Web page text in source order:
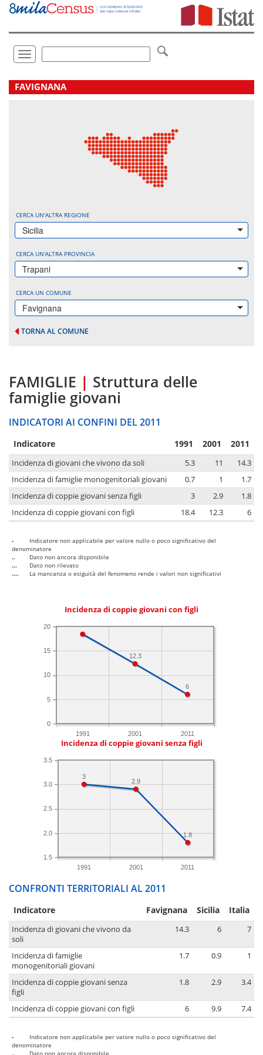
Vai
direttamente
Toggle
navigation
.
FAVIGNANA
CERCA UN'ALTRA REGIONE
Sicilia
CERCA UN'ALTRA PROVINCIA
Trapani
CERCA UN COMUNE
Favignana
TORNA AL COMUNE
FAMIGLIE | Struttura delle
famiglie giovani
INDICATORI AI CONFINI DEL 2011
Indicatore 1991 2001 2011
Incidenza di giovani che vivono da soli 5.3 11
14.3
Incidenza di famiglie monogenitoriali giovani
0.7 1
1.7
Incidenza di coppie giovani senza figli
3 2.9
1.8
Incidenza di coppie giovani con figli
18.4 12.3 6
-
Indicatore non applicabile per valore nullo o poco significativo del
denominatore
..
Dato non ancora disponibile
...
Dato non rilevato
....
La mancanza o esiguità del fenomeno rende i valori non significativi
Incidenza di coppie giovani con figli
1991 2001 2011
0
5
10
15
20
6
12.3
Incidenza di coppie giovani senza figli
1991 2001 2011
1.5
2.0
2.5
3.0
3.5
1.8
2.9
3
CONFRONTI TERRITORIALI AL 2011
Indicatore Favignana Sicilia Italia
Incidenza di giovani che vivono da
soli
14.3 6 7
Incidenza di famiglie
monogenitoriali giovani
1.7 0.9 1
Incidenza di coppie giovani senza
figli
1.8 2.9 3.4
Incidenza di coppie giovani con figli 6 9.9 7.4
-
Indicatore non applicabile per valore nullo o poco significativo del
denominatore